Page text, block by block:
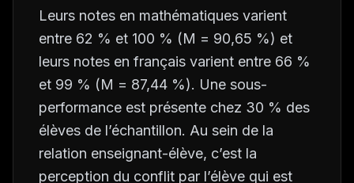
Leurs notes en mathématiques varient
entre 62 % et 100 % (M = 90,65 %) et
leurs notes en français varient entre 66 %
et 99 % (M = 87,44 %). Une sous-
performance est présente chez 30 % des
élèves de l’échantillon. Au sein de la
relation enseignant-élève, c’est la
perception du conflit par l’élève qui est